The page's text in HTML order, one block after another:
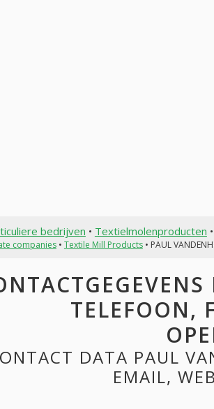
bedrijven • Textielmolenproducten
companies• Textile Mill Products• PAUL
TELEFOON,
DATA PAUL
EMAIL,